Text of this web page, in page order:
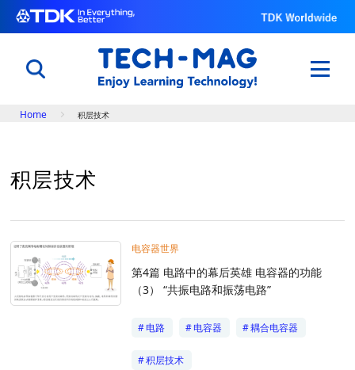
用科学改变体育与自然
世界田径锦标赛@TDK
了解TDK的技术
Breadcrumb
Home 积层技术
积层技术
电容器世界
第4篇 电路中的幕后英雄 电容器的功能
（3） “共振电路和振荡电路”
电路 电容器 耦合电容器
积层技术